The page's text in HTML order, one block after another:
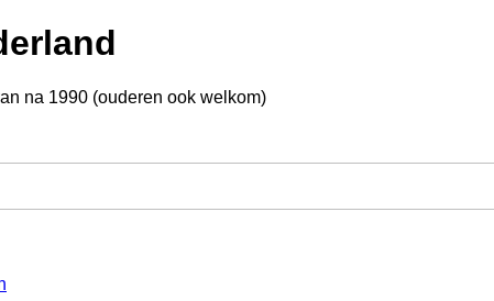
na 1990 (ouderen ook welkom)